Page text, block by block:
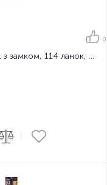
0
Ланцюг велосипедний KMC X11SL з замком, 114 ланок, 11 зірок